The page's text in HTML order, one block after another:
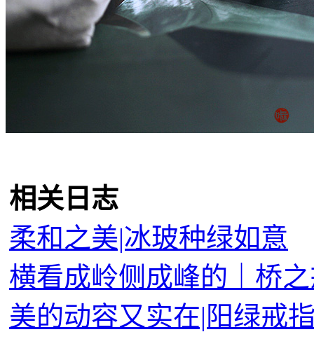
相关日志
柔和之美|冰玻种绿如意
横看成岭侧成峰的｜桥
美的动容又实在|阳绿戒